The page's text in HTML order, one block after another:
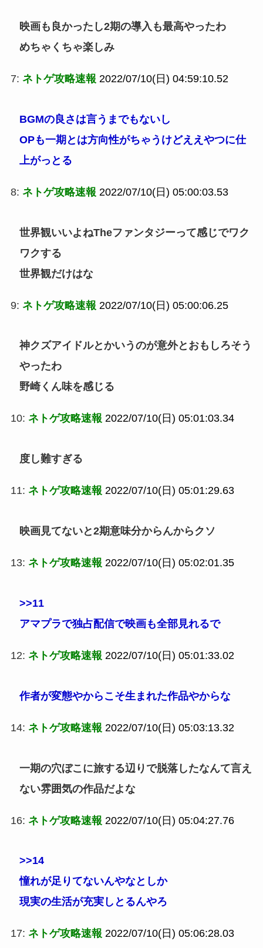
映画も良かったし2期の導入も最高やったわ
めちゃくちゃ楽しみ
7: ネトゲ攻略速報 2022/07/10(日) 04:59:10.52
BGMの良さは言うまでもないし
OPも一期とは方向性がちゃうけどええやつに仕
上がっとる
8: ネトゲ攻略速報 2022/07/10(日) 05:00:03.53
世界観いいよねTheファンタジーって感じでワク
ワクする
世界観だけはな
9: ネトゲ攻略速報 2022/07/10(日) 05:00:06.25
神クズアイドルとかいうのが意外とおもしろそう
やったわ
野崎くん味を感じる
10: ネトゲ攻略速報 2022/07/10(日) 05:01:03.34
度し難すぎる
11: ネトゲ攻略速報 2022/07/10(日) 05:01:29.63
映画見てないと2期意味分からんからクソ
13: ネトゲ攻略速報 2022/07/10(日) 05:02:01.35
>>11
アマプラで独占配信で映画も全部見れるで
12: ネトゲ攻略速報 2022/07/10(日) 05:01:33.02
作者が変態やからこそ生まれた作品やからな
14: ネトゲ攻略速報 2022/07/10(日) 05:03:13.32
一期の穴ぼこに旅する辺りで脱落したなんて言え
ない雰囲気の作品だよな
16: ネトゲ攻略速報 2022/07/10(日) 05:04:27.76
>>14
憧れが足りてないんやなとしか
現実の生活が充実しとるんやろ
17: ネトゲ攻略速報 2022/07/10(日) 05:06:28.03